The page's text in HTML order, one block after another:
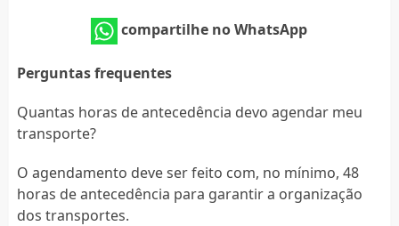
compartilhe no WhatsApp
Perguntas frequentes
Quantas horas de antecedência devo agendar meu
transporte?
O agendamento deve ser feito com, no mínimo, 48
horas de antecedência para garantir a organização
dos transportes.